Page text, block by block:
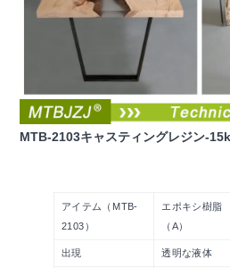
MTB-2103キャスティングレジン-
アイテム（MTB-
2103）
エポキシ樹脂
（A）
出現 透明な液体